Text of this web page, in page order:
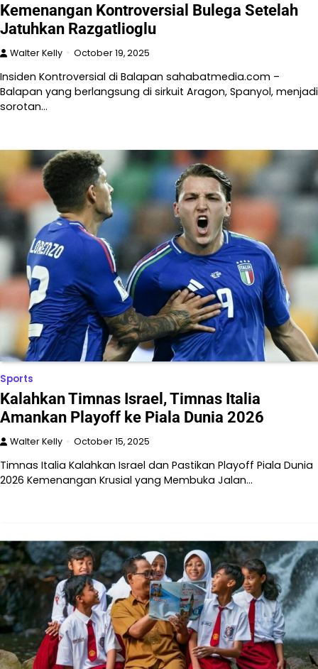
Kemenangan Kontroversial Bulega Setelah
Jatuhkan Razgatlioglu
Walter Kelly October 19, 2025
Insiden Kontroversial di Balapan sahabatmedia.com –
Balapan yang berlangsung di sirkuit Aragon, Spanyol, menjadi
sorotan…
Sports
Kalahkan Timnas Israel, Timnas Italia
Amankan Playoff ke Piala Dunia 2026
Walter Kelly October 15, 2025
Timnas Italia Kalahkan Israel dan Pastikan Playoff Piala Dunia
2026 Kemenangan Krusial yang Membuka Jalan…